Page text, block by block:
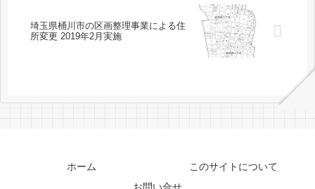
埼玉県桶川市の区画整理事業による住
所変更 2019年2月実施
ホーム
このサイトについて